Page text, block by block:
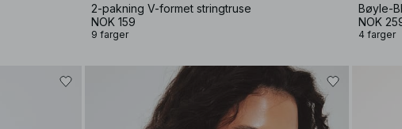
2-pakning V-formet stringtruse
NOK 159
9 farger
Bøyle-
NOK
4 farger